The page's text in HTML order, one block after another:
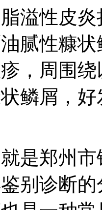
溢性皮
腻性糠
，周围
鳞屑，
郑州市
别诊断